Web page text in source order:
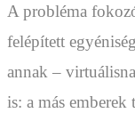
A probléma
felépített
annak –
is: a más emberek